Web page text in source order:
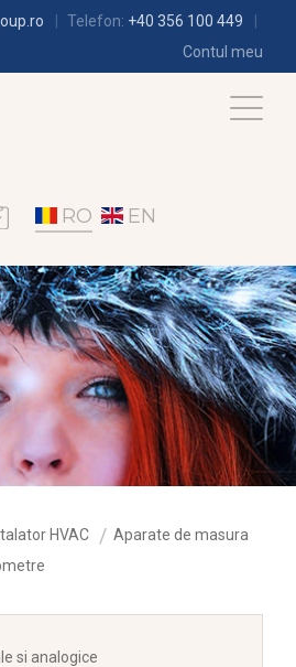
Telefon: +40 356 100 449
Contul meu
RO EN
HVAC
Aparate de masura
si analogice